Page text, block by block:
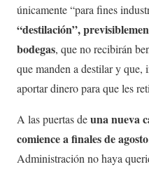
únicamente “para fines
“destilación”,
bodegas, que no recibirán
que manden a destilar y que,
aportar dinero para que les
A las puertas deuna nueva
comience a finales de agosto
Administración no haya